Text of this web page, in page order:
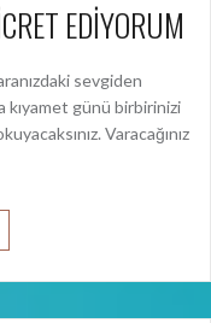
EDİYORUM
sevgiden
kıyamet günü birbirinizi
Varacağınız